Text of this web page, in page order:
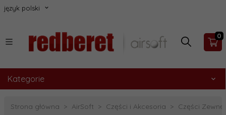
język polski
0
Kategorie
Strona główna AirSoft Części i Akcesoria Części